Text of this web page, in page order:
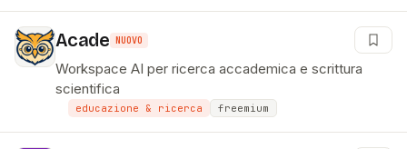
Acade NUOVO
Workspace AI per ricerca accademica e scrittura
scientifica
educazione & ricerca freemium